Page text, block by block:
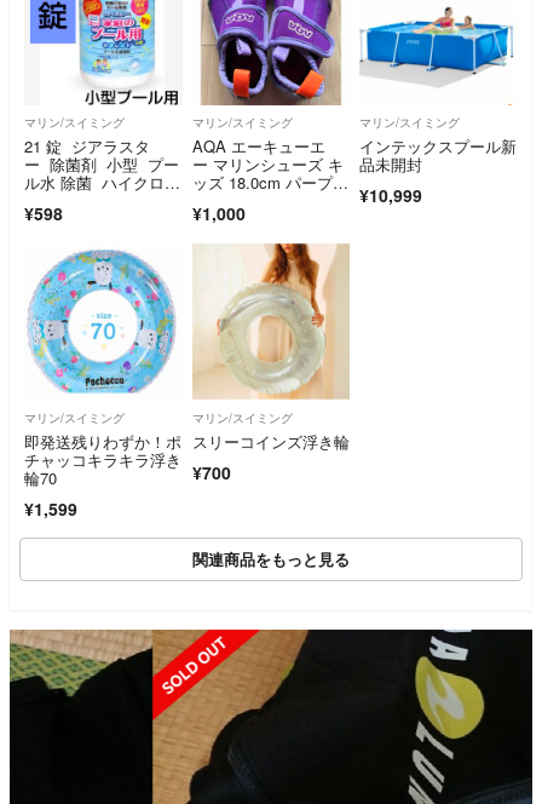
マリン/スイミング
21 錠 ジアラスタ
ー 除菌剤 小型 プー
ル水 除菌 ハイクロ
¥598
マリン/スイミング
AQA エーキューエ
ー マリンシューズ キ
ッズ 18.0cm パープ
¥1,000
マリン/スイミング
インテックスプール新
品未開封
¥10,999
マリン/スイミング
即発送残りわずか！ポ
チャッコキラキラ浮き
輪70
¥1,599
マリン/スイミング
スリーコインズ浮き輪
¥700
関連商品をもっと見る
SOLD OUT